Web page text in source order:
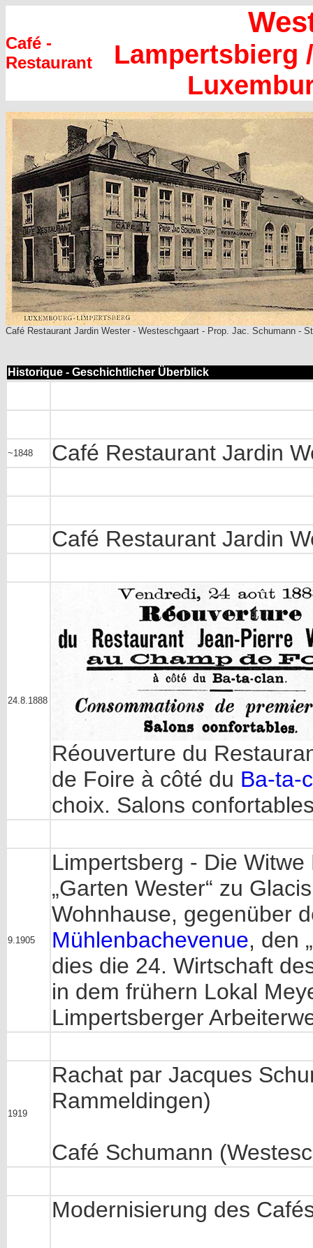
Café -
Restaurant
Lampertsbierg
Café Restaurant Jardin Wester - Westeschgaart - Prop. Jac. Schumann -
Historique - Geschichtlicher Überblick
~1848 Café Restaurant Jardin
Café Restaurant Jardin
24.8.1888
Réouverture du
de Foire à côté du Ba-ta-
choix. Salons
9.1905
Limpertsberg - Die
„Garten Wester“ zu
Wohnhause, gegenüber
Mühlenbachevenue, den
dies die 24. Wirtschaft
in dem frühern Lokal
Limpertsberger
1919
Rachat par Jacques
Rammeldingen)
Café Schumann
Modernisierung des